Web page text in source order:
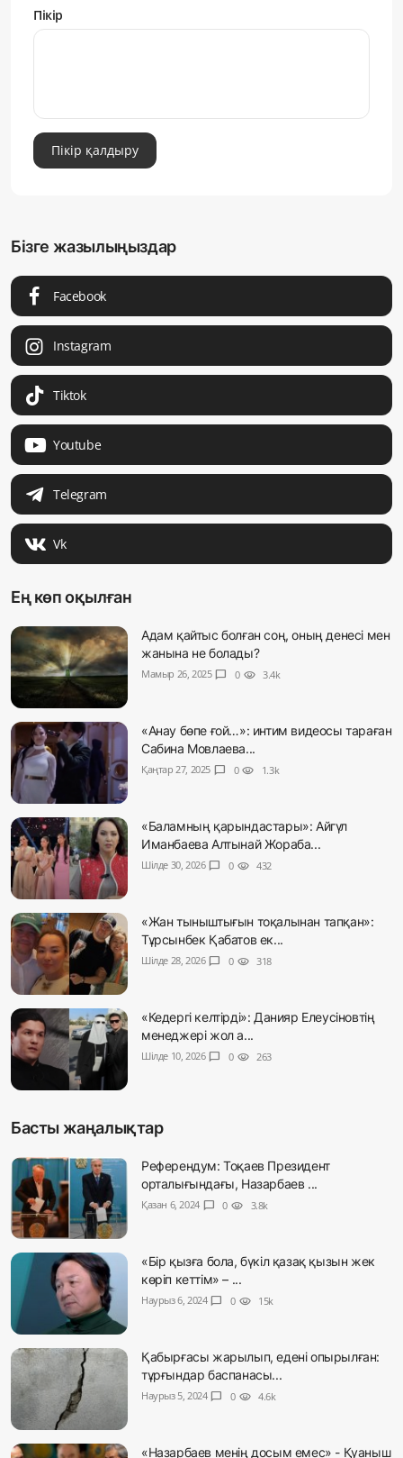
Пікір
Пікір қалдыру
Бізге жазылыңыздар
Facebook
Instagram
Tiktok
Youtube
Telegram
Vk
Ең көп оқылған
Адам қайтыс болған соң, оның денесі мен
жанына не болады?
Мамыр 26, 2025 chat_bubble 0 visibility 3.4k
«Анау бөпе ғой…»: интим видеосы тараған
Сабина Мовлаева...
Қаңтар 27, 2025 chat_bubble 0 visibility 1.3k
«Баламның қарындастары»: Айгүл
Иманбаева Алтынай Жораба...
Шілде 30, 2026 chat_bubble 0 visibility 432
«Жан тыныштығын тоқалынан тапқан»:
Тұрсынбек Қабатов ек...
Шілде 28, 2026 chat_bubble 0 visibility 318
«Кедергі келтірді»: Данияр Елеусіновтің
менеджері жол а...
Шілде 10, 2026 chat_bubble 0 visibility 263
Басты жаңалықтар
Референдум: Тоқаев Президент
орталығындағы, Назарбаев ...
Қазан 6, 2024 chat_bubble 0 visibility 3.8k
«Бір қызға бола, бүкіл қазақ қызын жек
көріп кеттім» – ...
Наурыз 6, 2024 chat_bubble 0 visibility 15k
Қабырғасы жарылып, едені опырылған:
тұрғындар баспанасы...
Наурыз 5, 2024 chat_bubble 0 visibility 4.6k
«Назарбаев менің досым емес» - Қуаныш